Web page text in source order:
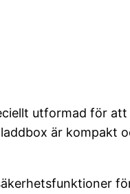
utformad för
är kompakt